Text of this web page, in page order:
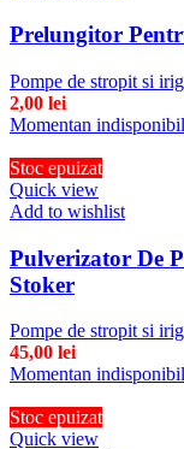
Prelungitor
Pompe de stropit si
2,00 lei
Momentan indisponibil
Stoc epuizat
Quick view
Add to wishlist
Pulverizator De
Stoker
Pompe de stropit si
45,00 lei
Momentan indisponibil
Stoc epuizat
Quick view